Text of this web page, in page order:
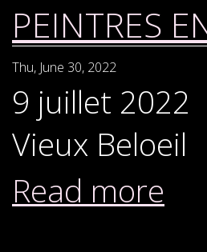
PEINTRES
Thu, June 30, 2022
9 juillet 2022
Vieux Beloeil
Read more